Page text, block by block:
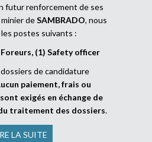
futur renforcement de ses
deSAMBRADO, nous
postes suivants :
(1) Safety officer
de candidature
paiement, frais ou
exigés en échange de
traitement des dossiers.
LA SUITE